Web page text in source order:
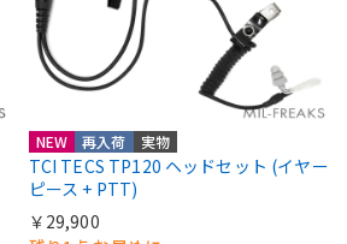
NEW 再入荷 実物
TCI TECS TP120 ヘッドセット (イヤー
ピース + PTT)
￥29,900